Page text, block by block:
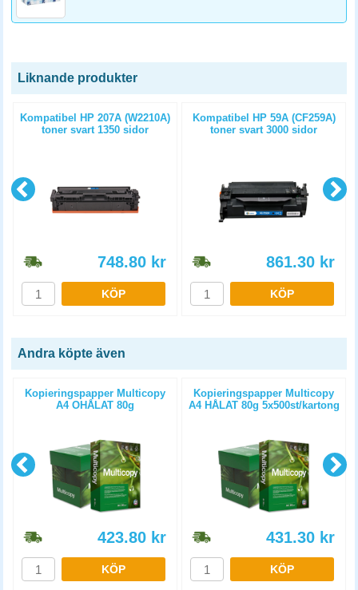
Liknande produkter
Kompatibel HP 207A (W2210A)
toner svart 1350 sidor
748.80 kr
KÖP
Kompatibel HP 59A (CF259A)
toner svart 3000 sidor
861.30 kr
KÖP
Andra köpte även
Kopieringspapper Multicopy
A4 OHÅLAT 80g
423.80 kr
KÖP
Kopieringspapper Multicopy
A4 HÅLAT 80g 5x500st/kartong
431.30 kr
KÖP